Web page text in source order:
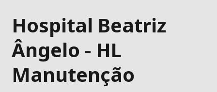
Hospital Beatriz
Ângelo - HL
Manutenção